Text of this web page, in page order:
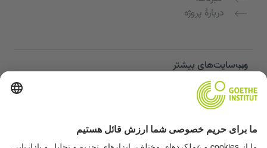
دربارهٔ پروژه
وب‌سایت‌های بیشتر
Community “Deutsch für dich”
تمرین زبان آلمانی به صورت رایگان
دوره‌های زبان آلمانی مؤسسه گوته
پورتال معلمان "Deutschstunde"